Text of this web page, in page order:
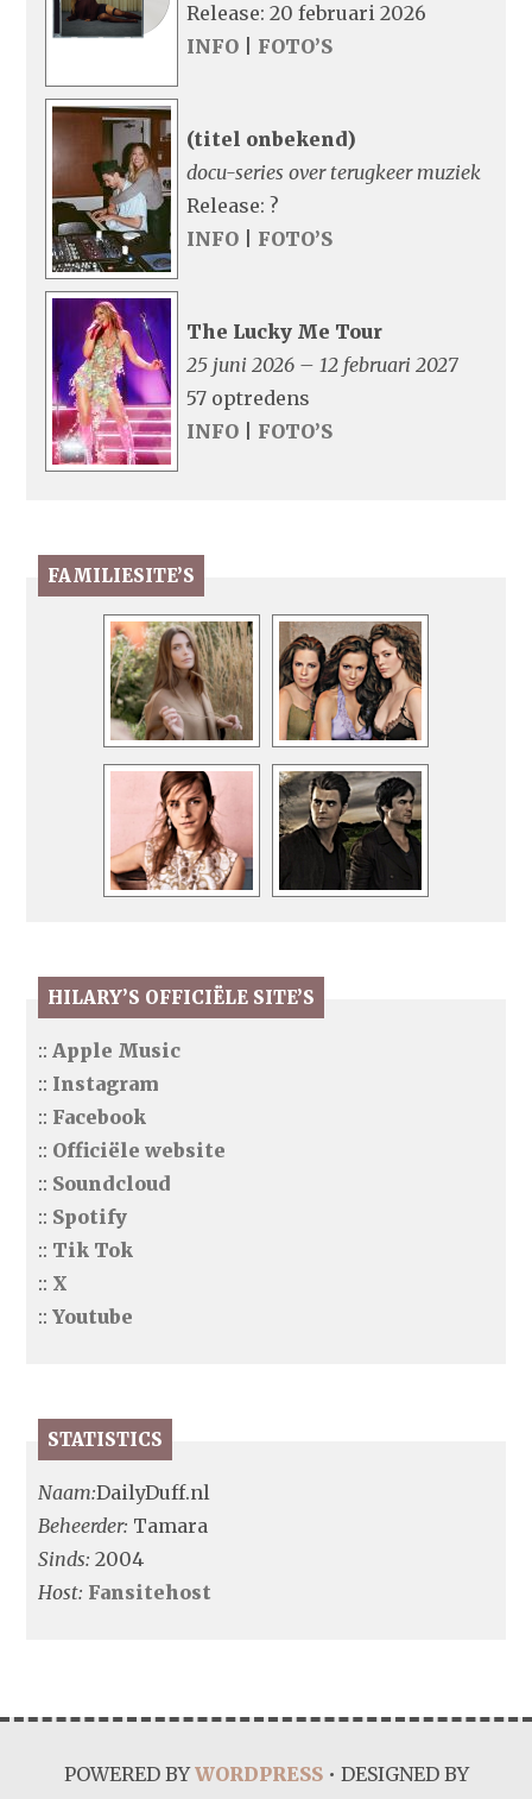
Release: 20 februari 2026
INFO
FOTO’S
(titel onbekend)
docu-series over terugkeer muziek
Release: ?
INFO
FOTO’S
The Lucky Me Tour
25 juni 2026 – 12 februari 2027
57 optredens
INFO
FOTO’S
FAMILIESITE’S
HILARY’S OFFICIËLE SITE’S
::Apple Music
:: Instagram
:: Facebook
:: Officiële website
:: Soundcloud
:: Spotify
:: Tik Tok
:: X
::Youtube
STATISTICS
Naam:DailyDuff.nl
Beheerder: Tamara
Sinds: 2004
Host: Fansitehost
POWERED BYWORDPRESS• DESIGNED BY